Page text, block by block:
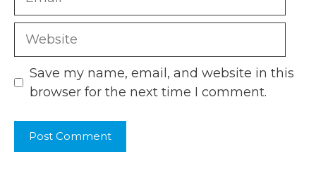
Website
Save my name, email, and website in this
browser for the next time I comment.